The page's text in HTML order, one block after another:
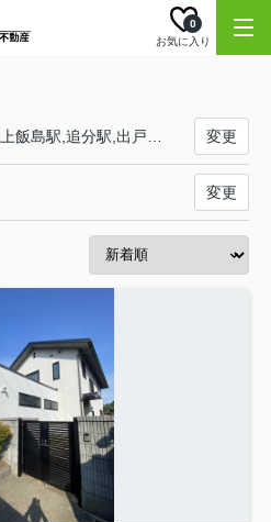
お気に入り
0
変更
変更